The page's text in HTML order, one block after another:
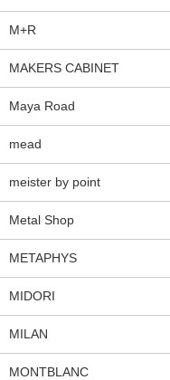
M+R
MAKERS CABINET
Maya Road
mead
meister by point
Metal Shop
METAPHYS
MIDORI
MILAN
MONTBLANC